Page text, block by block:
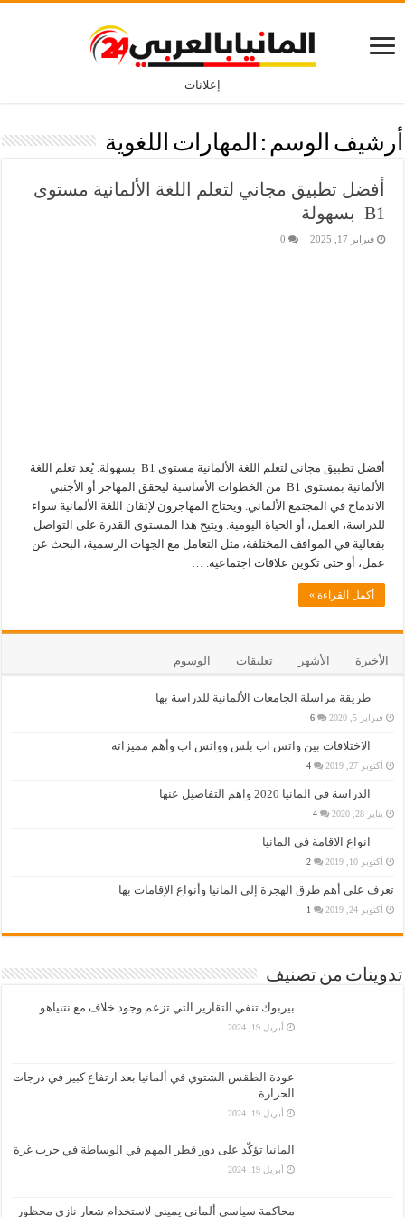
إعلانات
أرشيف الوسم : المهارات اللغوية
أفضل تطبيق مجاني لتعلم اللغة الألمانية مستوى
B1 بسهولة
فبراير 17, 2025 0
أفضل تطبيق مجاني لتعلم اللغة الألمانية مستوى B1 بسهولة. يُعد تعلم اللغة
الألمانية بمستوى B1 من الخطوات الأساسية ليحقق المهاجر أو الأجنبي
الاندماج في المجتمع الألماني. ويحتاج المهاجرون لإتقان اللغة الألمانية سواء
للدراسة، العمل، أو الحياة اليومية. ويتيح هذا المستوى القدرة على التواصل
بفعالية في المواقف المختلفة، مثل التعامل مع الجهات الرسمية، البحث عن
عمل، أو حتى تكوين علاقات اجتماعية. …
أكمل القراءة »
الأخيرة الأشهر تعليقات الوسوم
طريقة مراسلة الجامعات الألمانية للدراسة بها
فبراير 5, 2020 6
الاختلافات بين واتس اب بلس وواتس اب وأهم مميزاته
أكتوبر 27, 2019 4
الدراسة في المانيا 2020 واهم التفاصيل عنها
يناير 28, 2020 4
انواع الاقامة في المانيا
أكتوبر 10, 2019 2
تعرف على أهم طرق الهجرة إلى المانيا وأنواع الإقامات بها
أكتوبر 24, 2019 1
تدوينات من تصنيف
بيربوك تنفي التقارير التي تزعم وجود خلاف مع نتنياهو
أبريل 19, 2024
عودة الطقس الشتوي في ألمانيا بعد ارتفاع كبير في درجات
الحرارة
أبريل 19, 2024
المانيا تؤكّد على دور قطر المهم في الوساطة في حرب غزة
أبريل 19, 2024
محاكمة سياسي ألماني يميني لاستخدام شعار نازي محظور